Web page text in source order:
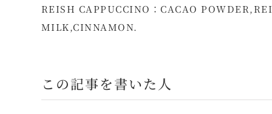
REISH CAPPUCCINO：CACAO
MILK,CINNAMON.
この記事を書いた人